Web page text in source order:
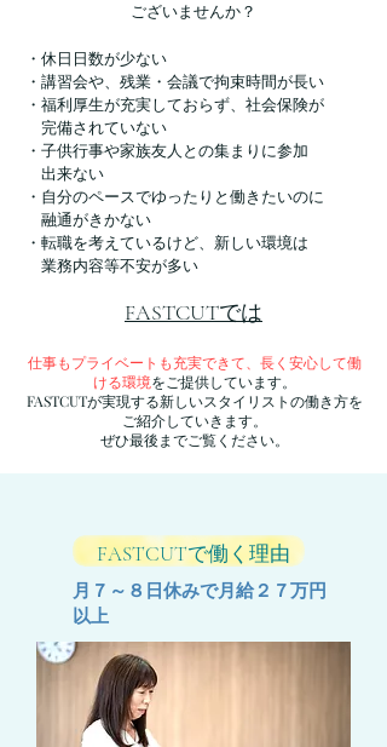
ございませんか？
・休日日数が少ない
・講習会や、残業・会議で拘束時間が長い
・福利厚生が充実しておらず、社会保険が
完備されていない
・子供行事や家族友人との集まりに参加
出来ない
・自分のペースでゆったりと働きたいのに
融通がきかない
・転職を考えているけど、新しい環境は
​ 業務内容等不安が多い
FASTCUTでは
仕事もプライベートも充実できて、長く安心して働
ける環境をご提供しています。
​FASTCUTが実現する新しいスタイリストの働き方を
ご紹介していきます。
​ぜひ最後までご覧ください。
FASTCUT​で働く理由
月７～８日休みで月給２７万円
以上